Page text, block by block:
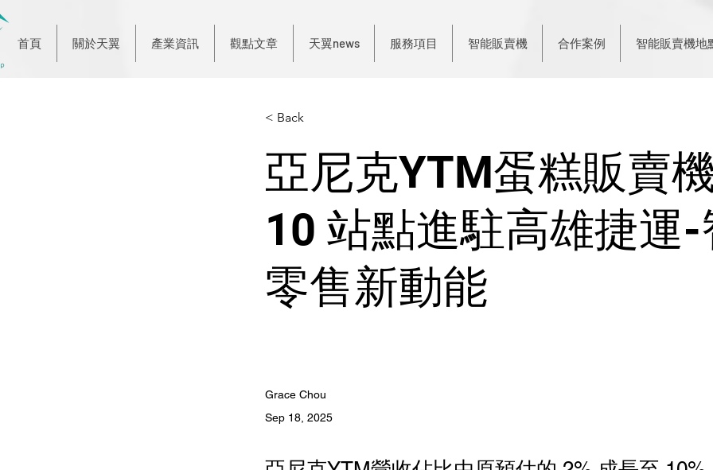
首頁 關於天翼 產業資訊 觀點文章 天翼news 服務項目 智能販賣機 合作案例 智能販賣機地
< Back
亞尼克YTM蛋糕販賣
10 站點進駐高雄捷運-
零售新動能
Grace Chou
Sep 18, 2025